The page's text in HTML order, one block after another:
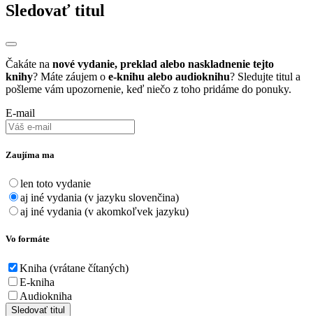
Sledovať titul
Čakáte na nové vydanie, preklad alebo naskladnenie tejto
knihy? Máte záujem o e-knihu alebo audioknihu? Sledujte titul a
pošleme vám upozornenie, keď niečo z toho pridáme do ponuky.
E-mail
Zaujíma ma
len toto vydanie
aj iné vydania (v jazyku slovenčina)
aj iné vydania (v akomkoľvek jazyku)
Vo formáte
Kniha (vrátane čítaných)
E-kniha
Audiokniha
Sledovať titul